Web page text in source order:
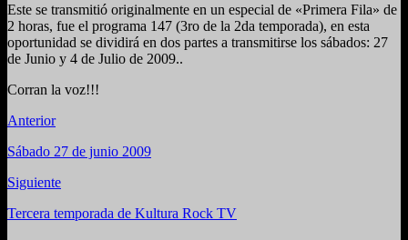
Este se transmitió originalmente en un especial de «Primera Fila» de
2 horas, fue el programa 147 (3ro de la 2da temporada), en esta
oportunidad se dividirá en dos partes a transmitirse los sábados: 27
de Junio y 4 de Julio de 2009..
Corran la voz!!!
Anterior
Sábado 27 de junio 2009
Siguiente
Tercera temporada de Kultura Rock TV